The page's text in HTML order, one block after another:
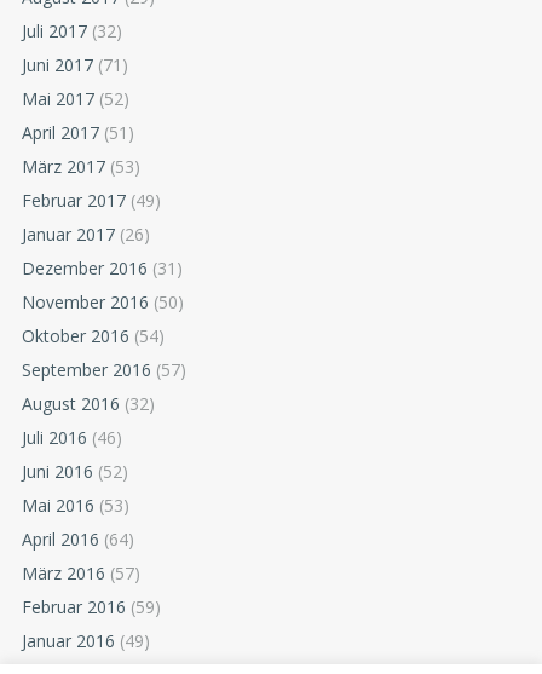
Juli 2017 (32)
Juni 2017 (71)
Mai 2017 (52)
April 2017 (51)
März 2017 (53)
Februar 2017 (49)
Januar 2017 (26)
Dezember 2016 (31)
November 2016 (50)
Oktober 2016 (54)
September 2016 (57)
August 2016 (32)
Juli 2016 (46)
Juni 2016 (52)
Mai 2016 (53)
April 2016 (64)
März 2016 (57)
Februar 2016 (59)
Januar 2016 (49)